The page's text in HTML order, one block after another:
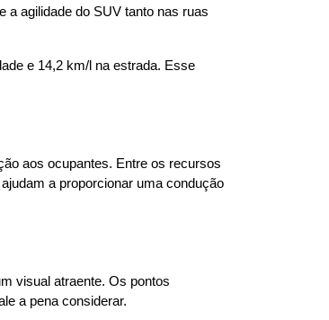
a agilidade do SUV tanto nas ruas
e 14,2 km/l na estrada. Esse
aos ocupantes. Entre os recursos
a proporcionar uma condução
visual atraente. Os pontos
a pena considerar.